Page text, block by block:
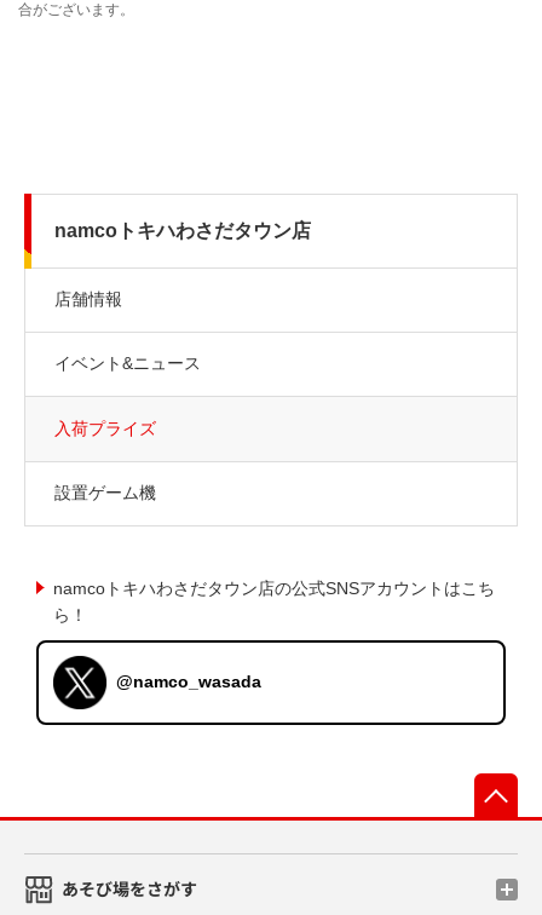
namcoトキハわさだタウン店
店舗情報
イベント&ニュース
入荷プライズ
設置ゲーム機
namcoトキハわさだタウン店の公式SNSアカウントはこち
ら！
@namco_wasada
あそび場をさがす